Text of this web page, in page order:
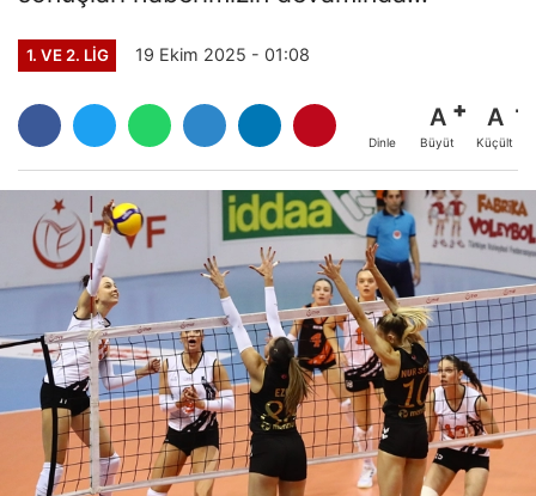
1. VE 2. LIG 19 Ekim 2025 - 01:08
Dinle
A
Büyüt
A
Küçült